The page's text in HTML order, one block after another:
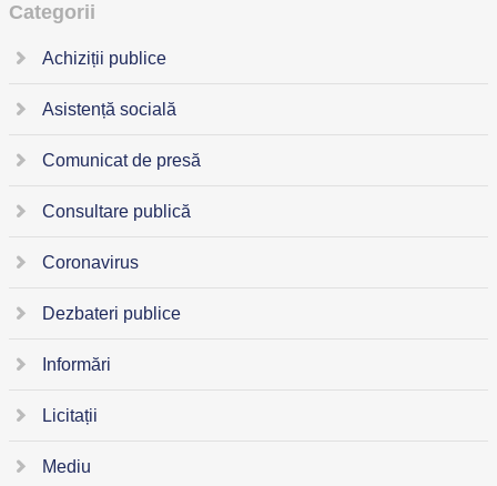
Categorii
Achiziții publice
Asistență socială
Comunicat de presă
Consultare publică
Coronavirus
Dezbateri publice
Informări
Licitații
Mediu